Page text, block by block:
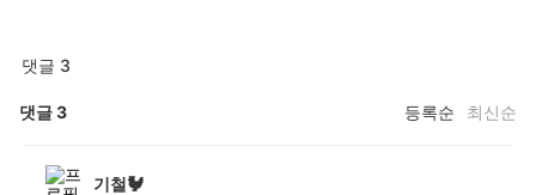
댓글 3
댓글3 등록순 최신순
기철🐓